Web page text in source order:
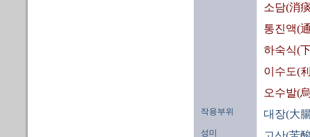
소담(消
통진액(
하숙식(
이수도(
오수발(
작용부위 대장(大
성미